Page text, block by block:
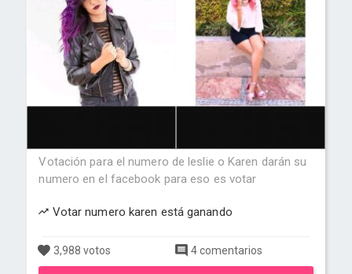
Votación para el numero de leslie o Karen darán su
numero en el facebook para eso es votar
Votar numero karen está ganando
3,988 votos 4 comentarios